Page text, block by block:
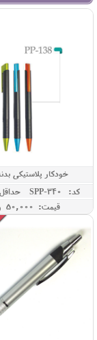
خودکار پلاستیکی
کد: SPP-340
حداقل
قیمت: 50,000 ريال